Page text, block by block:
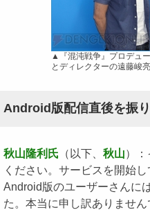
▲『混沌戦争』プロデュ
とディレクターの遠藤峻
Android版配信直後を振
秋山隆利氏 （以下、 秋山）
ください。サービスを開始
Android版のユーザーさんに
た。本当に申し訳ありません